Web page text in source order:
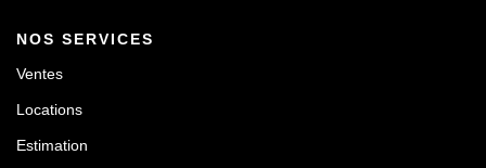
NOS SERVICES
Ventes
Locations
Estimation